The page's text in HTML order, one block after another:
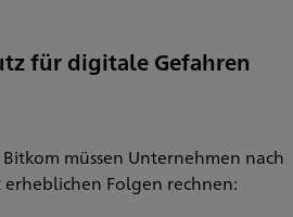
für digitale Gefahren
müssen Unternehmen nach
Folgen rechnen: